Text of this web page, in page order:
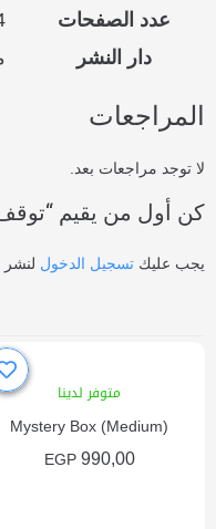
عدد الصفحات
دار النشر
المراجعات
لا توجد مراجعات بعد.
كن أول من يقيم “توقف
يجب عليك تسجيل الدخول لنشر
متوفر لدينا
Mystery Box (Medium)
990,00
EGP